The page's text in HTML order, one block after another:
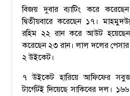
বিজয় দুবার ব্যাটিং করে
দ্বিতীয়বারে করেছেন ১৭।
রহিম ২২ রান করে আউট
করেছেন ২৩ রান। লাল দলের
২ উইকেট।
৭ উইকেট হারিয়ে আফিফের
টার্গেটই দিয়েছে সাকিবের দল।